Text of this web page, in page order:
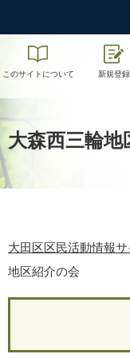
このサイトについて 新規登録
大森西三輪地
大田区区民活動情報
地区紹介の会